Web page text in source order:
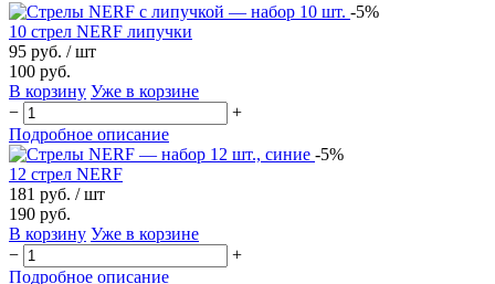
-5%
10 стрел NERF липучки
95 руб. / шт
100 руб.
В корзину Уже в корзине
−
+
Подробное описание
-5%
12 стрел NERF
181 руб. / шт
190 руб.
В корзину Уже в корзине
−
+
Подробное описание